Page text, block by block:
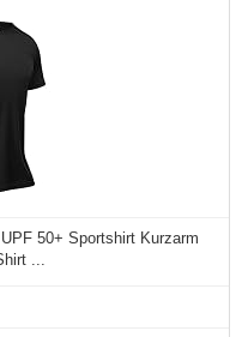
50+ Sportshirt Kurzarm
...